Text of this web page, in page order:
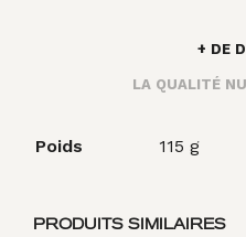
+ DE
LA QUALITÉ
Poids 115 g
PRODUITS SIMILAIRES